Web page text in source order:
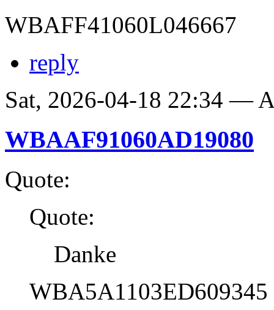
WBAFF41060L046667
reply
Sat, 2026-04-18 22:34 —
WBAAF91060AD19080
Quote:
Quote:
Danke
WBA5A1103ED609345